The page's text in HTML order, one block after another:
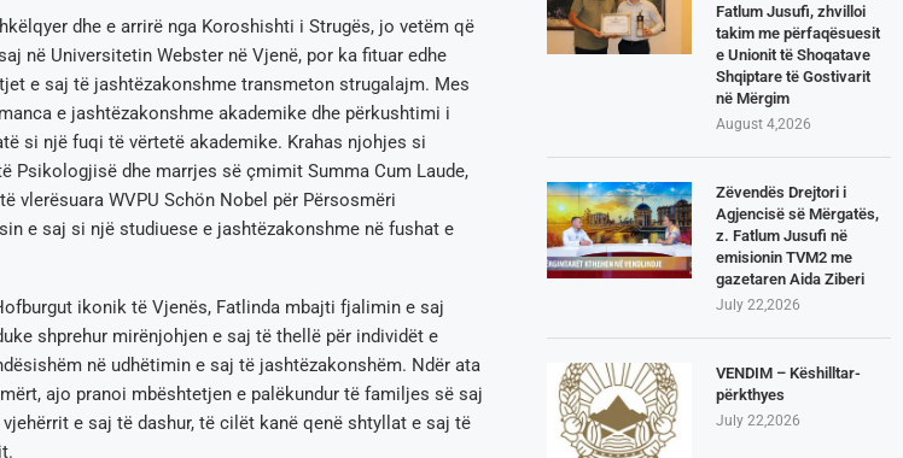
dhe e arrirë nga Koroshishti i Strugës, jo vetëm që
në Universitetin Webster në Vjenë, por ka fituar edhe
e saj të jashtëzakonshme transmeton strugalajm. Mes
e jashtëzakonshme akademike dhe përkushtimi i
si një fuqi të vërtetë akademike. Krahas njohjes si
Psikologjisë dhe marrjes së çmimit Summa Cum Laude,
vlerësuara WVPU Schön Nobel për Përsosmëri
e saj si një studiuese e jashtëzakonshme në fushat e
ikonik të Vjenës, Fatlinda mbajti fjalimin e saj
shprehur mirënjohjen e saj të thellë për individët e
në udhëtimin e saj të jashtëzakonshëm. Ndër ata
ajo pranoi mbështetjen e palëkundur të familjes së saj
e saj të dashur, të cilët kanë qenë shtyllat e saj të
Fatlum Jusufi, zhvilloi
takim me përfaqësuesit
e Unionit të Shoqatave
Shqiptare të Gostivarit
në Mërgim
August 4,2026
Zëvendës Drejtori i
Agjencisë së Mërgatës,
z. Fatlum Jusufi në
emisionin TVM2 me
gazetaren Aida Ziberi
July 22,2026
VENDIM – Këshilltar-
përkthyes
July 22,2026